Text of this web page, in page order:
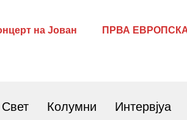
на Јован
ПРВА
Свет Колумни Интервјуа